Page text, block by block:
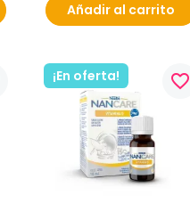
Añadir al carrito
¡En oferta! favorite_border